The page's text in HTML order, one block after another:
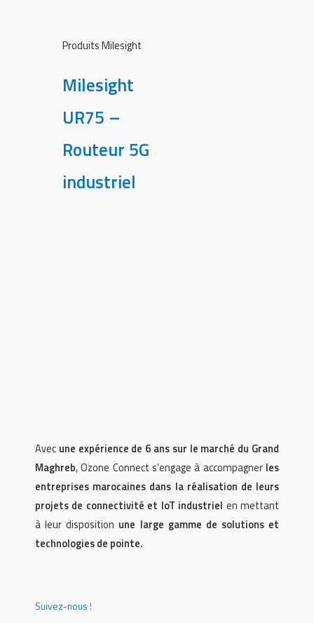
Produits Milesight
Milesight
UR75 –
Routeur 5G
industriel
Avec une expérience de 6 ans sur le marché du Grand
Maghreb, Ozone Connect s’engage à accompagner les
entreprises marocaines dans la réalisation de leurs
projets de connectivité et IoT industriel en mettant
à leur disposition une large gamme de solutions et
technologies de pointe.
Suivez-nous !